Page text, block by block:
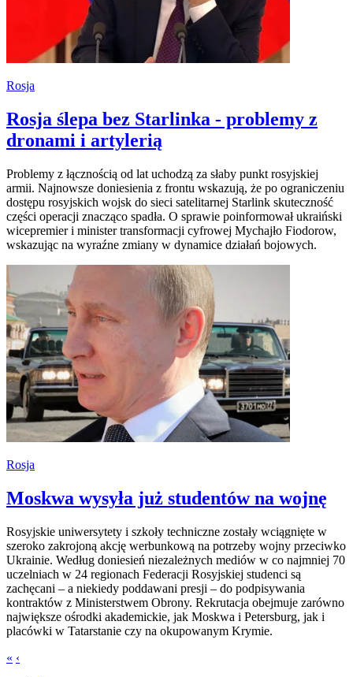
Rosja
Rosja ślepa bez Starlinka - problemy z
dronami i artylerią
Problemy z łącznością od lat uchodzą za słaby punkt rosyjskiej
armii. Najnowsze doniesienia z frontu wskazują, że po ograniczeniu
dostępu rosyjskich wojsk do sieci satelitarnej Starlink skuteczność
części operacji znacząco spadła. O sprawie poinformował ukraiński
wicepremier i minister transformacji cyfrowej Mychajło Fiodorow,
wskazując na wyraźne zmiany w dynamice działań bojowych.
Rosja
Moskwa wysyła już studentów na wojnę
Rosyjskie uniwersytety i szkoły techniczne zostały wciągnięte w
szeroko zakrojoną akcję werbunkową na potrzeby wojny przeciwko
Ukrainie. Według doniesień niezależnych mediów w co najmniej 70
uczelniach w 24 regionach Federacji Rosyjskiej studenci są
zachęcani – a niekiedy poddawani presji – do podpisywania
kontraktów z Ministerstwem Obrony. Rekrutacja obejmuje zarówno
największe ośrodki akademickie, jak Moskwa i Petersburg, jak i
placówki w Tatarstanie czy na okupowanym Krymie.
« ‹